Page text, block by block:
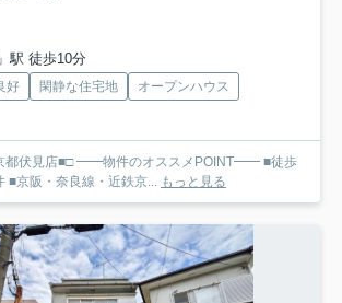
駅 徒歩10分
好 閑静な住宅地
オープンハウス
ススメPOINT━━ ■徒歩
■京阪・奈良線・近鉄京... もっと見る